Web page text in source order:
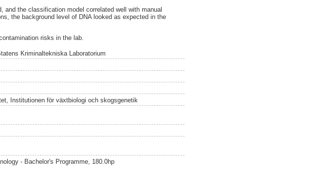
and the classification model correlated well with manual
the background level of DNA looked as expected in the
risks in the lab.
Kriminaltekniska Laboratorium
Institutionen för växtbiologi och skogsgenetik
- Bachelor's Programme, 180.0hp